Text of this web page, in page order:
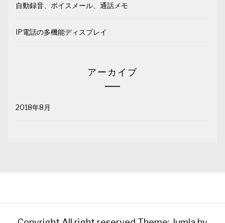
自動録音、ボイスメール、通話メモ
IP電話の多機能ディスプレイ
アーカイブ
2018年8月